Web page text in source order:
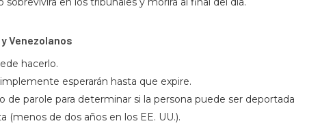
Venezolanos
hacerlo.
esperarán hasta que expire.
de parole para determinar si la persona puede ser deportada
(menos de dos años en los EE. UU.).